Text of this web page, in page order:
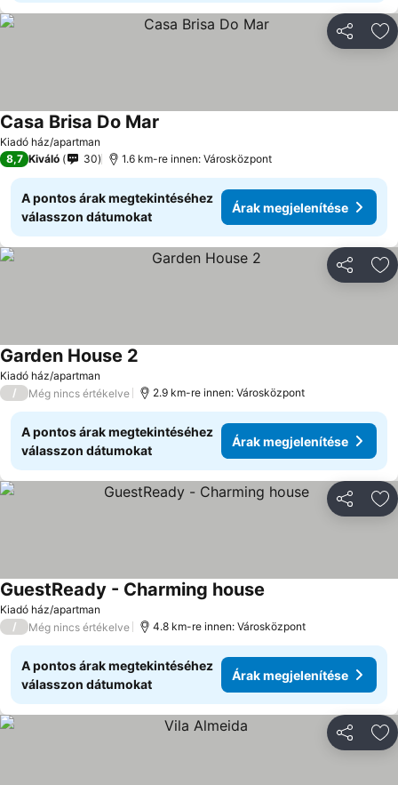
Kiadó ház/apartman
Casa Brisa Do Mar
8,7 Kiváló 30 1.6 km-re innen: Városközpont
A pontos árak megtekintéséhez
válasszon dátumokat
Árak megjelenítése
Kiadó ház/apartman
Garden House 2
/ Még nincs értékelve 2.9 km-re innen: Városközpont
A pontos árak megtekintéséhez
válasszon dátumokat
Árak megjelenítése
Kiadó ház/apartman
GuestReady - Charming house
/ Még nincs értékelve 4.8 km-re innen: Városközpont
A pontos árak megtekintéséhez
válasszon dátumokat
Árak megjelenítése